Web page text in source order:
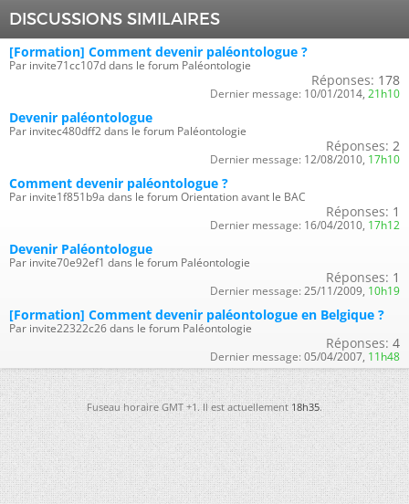
DISCUSSIONS SIMILAIRES
[Formation] Comment devenir paléontologue ?
Par invite71cc107d dans le forum Paléontologie
Réponses: 178
Dernier message: 10/01/2014, 21h10
Devenir paléontologue
Par invitec480dff2 dans le forum Paléontologie
Réponses: 2
Dernier message: 12/08/2010, 17h10
Comment devenir paléontologue ?
Par invite1f851b9a dans le forum Orientation avant le BAC
Réponses: 1
Dernier message: 16/04/2010, 17h12
Devenir Paléontologue
Par invite70e92ef1 dans le forum Paléontologie
Réponses: 1
Dernier message: 25/11/2009, 10h19
[Formation] Comment devenir paléontologue en Belgique ?
Par invite22322c26 dans le forum Paléontologie
Réponses: 4
Dernier message: 05/04/2007, 11h48
Fuseau horaire GMT +1. Il est actuellement18h35.